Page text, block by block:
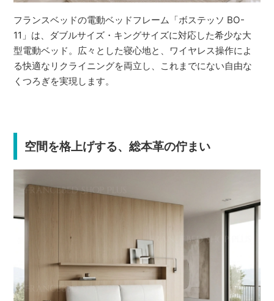
フランスベッドの電動ベッドフレーム「ボステッソ BO-
11」は、ダブルサイズ・キングサイズに対応した希少な大
型電動ベッド。広々とした寝心地と、ワイヤレス操作によ
る快適なリクライニングを両立し、これまでにない自由な
くつろぎを実現します。
空間を格上げする、総本革の佇まい